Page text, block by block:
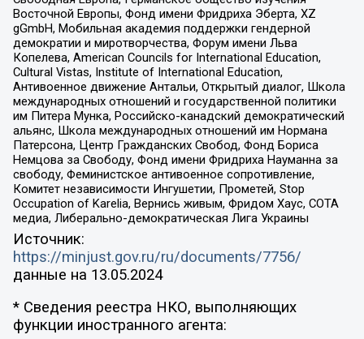
Восточной Европы, Фонд имени Фридриха Эберта, XZ
gGmbH, Мобильная академия поддержки гендерной
демократии и миротворчества, Форум имени Льва
Копелева, American Councils for International Education,
Cultural Vistas, Institute of International Education,
Антивоенное движение Антальи, Открытый диалог, Школа
международных отношений и государственной политики
им Питера Мунка, Российско-канадский демократический
альянс, Школа международных отношений им Нормана
Патерсона, Центр Гражданских Свобод, Фонд Бориса
Немцова за Свободу, Фонд имени Фридриха Науманна за
свободу, Феминистское антивоенное сопротивление,
Комитет независимости Ингушетии, Прометей, Stop
Occupation of Karelia, Вернись живым, Фридом Хаус, СОТА
медиа, Либерально-демократическая Лига Украины
Источник:
https://minjust.gov.ru/ru/documents/7756/
данные на 13.05.2024
* Сведения реестра НКО, выполняющих
функции иностранного агента: